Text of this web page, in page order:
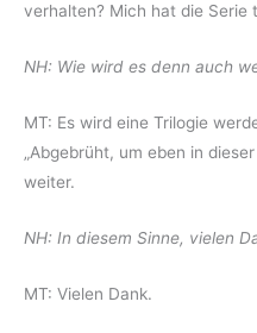
verhalten? Mich hat die Serie
NH: Wie wird es denn auch
MT: Es wird eine Trilogie
„Abgebrüht, um eben in
weiter.
NH: In diesem Sinne, vielen
MT: Vielen Dank.